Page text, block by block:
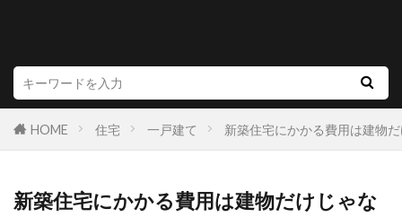
HOME 住宅 一戸建て 新築住宅にかかる費用は建物
新築住宅にかかる費用は建物だけじゃな